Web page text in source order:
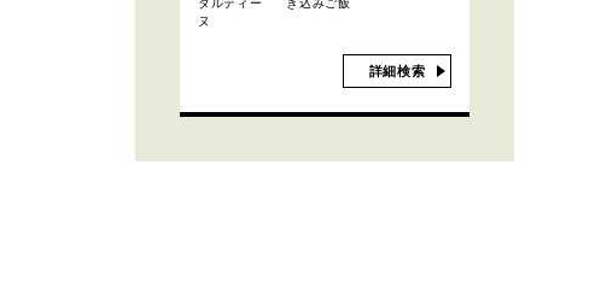
タルティー
ヌ
き込みご飯
詳細検索